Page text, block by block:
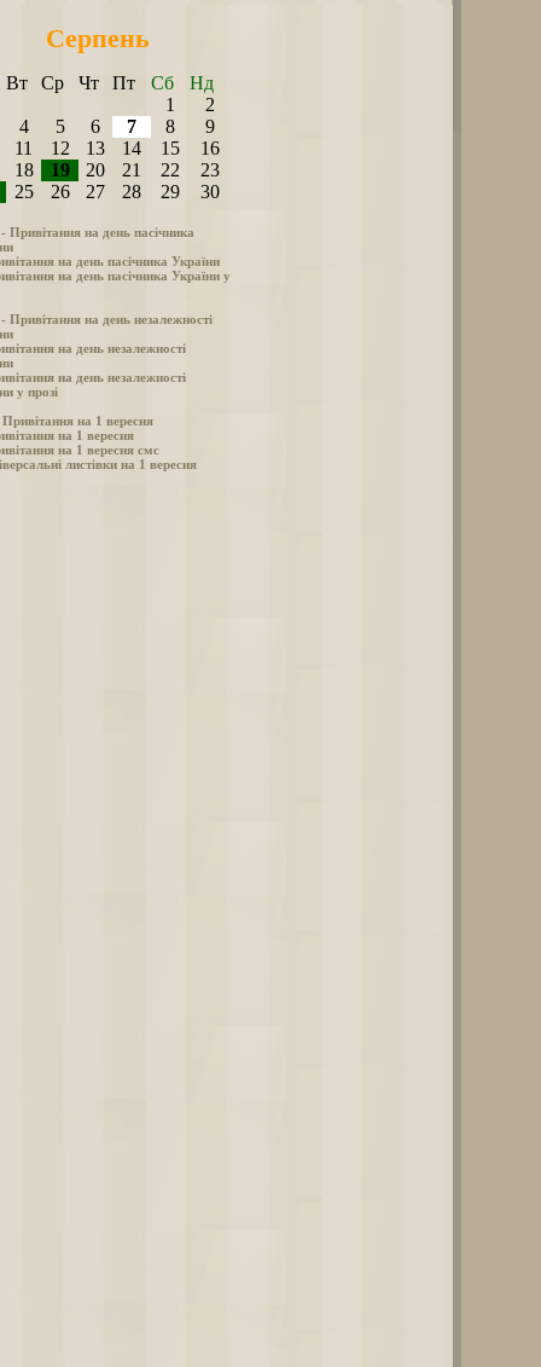
Серпень
Вт Ср Чт Пт Сб
Нд
1
2
4
5 6 7 8
9
11
12 13 14 15
16
18
19 20 21 22
23
25
26 27 28 29 30
Привітання на день пасічника
на день пасічника України
на день пасічника України у
Привітання на день незалежності
на день незалежності
на день незалежності
у прозі
на 1 вересня
на 1 вересня
на 1 вересня смс
листівки на 1 вересня